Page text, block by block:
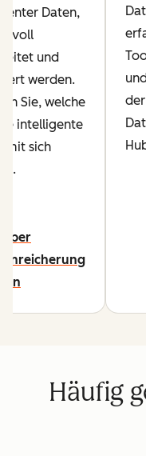
Daten,
und
werden.
Sie, welche
intelligente
mit sich
über
der
Häufig